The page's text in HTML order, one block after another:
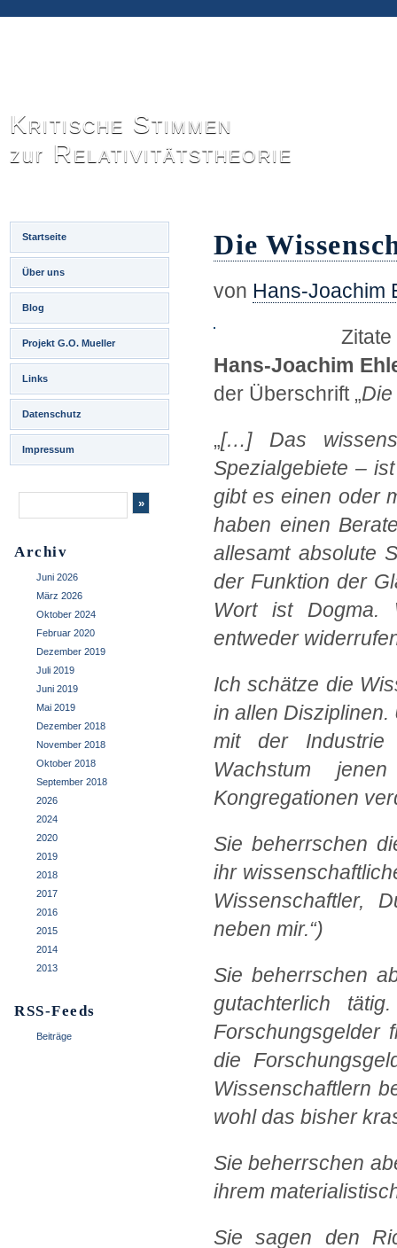
Kritische Stimmen
zur Relativitätstheorie
Startseite
Über uns
Blog
Projekt G.O. Mueller
Links
Datenschutz
Impressum
Archiv
Juni 2026
März 2026
Oktober 2024
Februar 2020
Dezember 2019
Juli 2019
Juni 2019
Mai 2019
Dezember 2018
November 2018
Oktober 2018
September 2018
2026
2024
2020
2019
2018
2017
2016
2015
2014
2013
RSS-Feeds
Beiträge
Die
von Hans-Joachim
Hans-Joachim
der Überschrift „
„[…]
Das
Spezialgebiete –
gibt es einen oder
haben einen
allesamt absolute
der Funktion der
Wort ist Dogma.
entweder
Ich schätze die
in allen Disziplinen.
mit der Industrie
Wachstum
Kongregationen
Sie beherrschen
ihr
Wissenschaftler,
neben mir.“)
Sie beherrschen
gutachterlich
Forschungsgelder
die
Wissenschaftlern
wohl das bisher
Sie beherrschen
ihrem
Sie sagen den